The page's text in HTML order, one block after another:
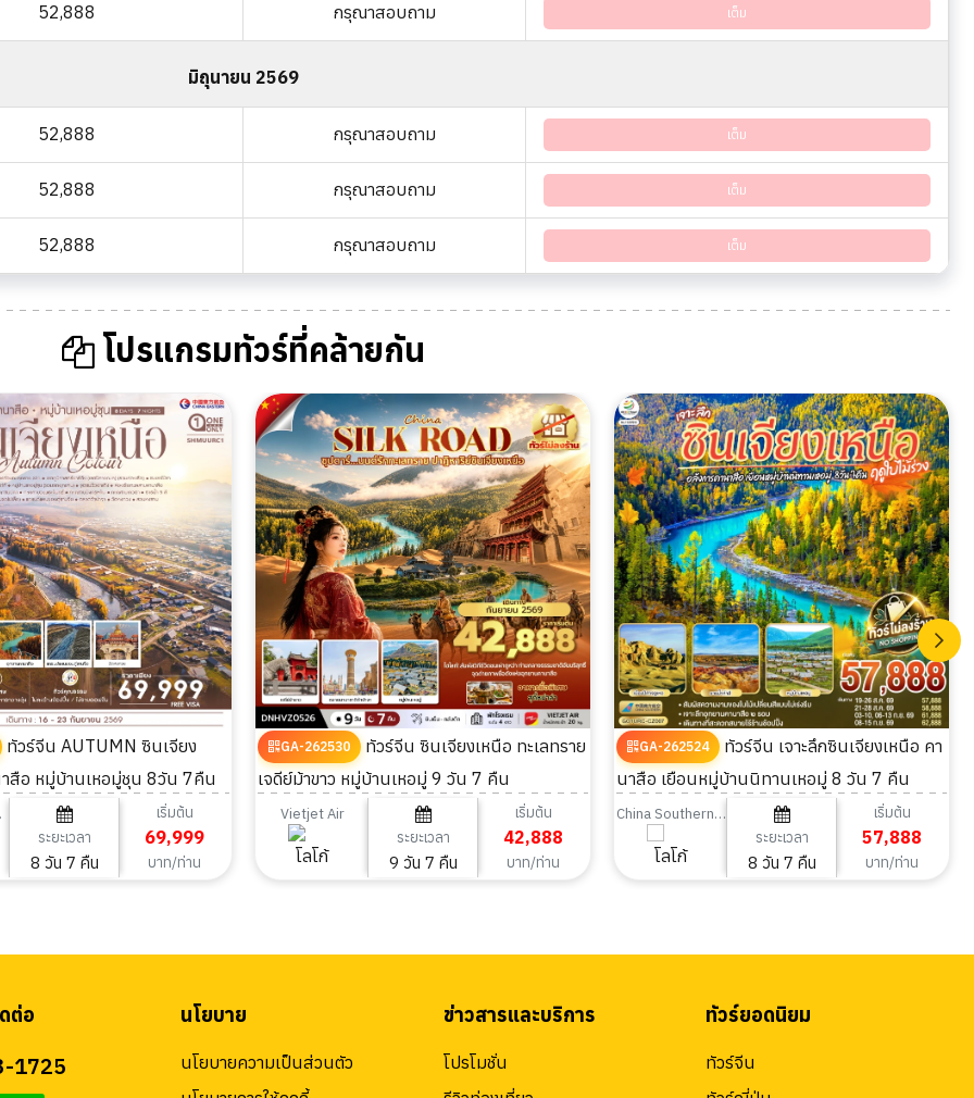
52,888 กรุณาสอบถาม เต็ม
มิถุนายน 2569
52,888 กรุณาสอบถาม เต็ม
52,888 กรุณาสอบถาม เต็ม
52,888 กรุณาสอบถาม เต็ม
โปรแกรมทัวร์ที่คล้ายกัน
ทัวร์จีน AUTUMN ซินเจียง
สือ หมู่บ้านเหอมู่ชุน 8วัน 7คืน
ระยะเวลา
8 วัน 7 คืน
เริ่มต้น
69,999
บาท/ท่าน
GA-262530
ทัวร์จีน ซินเจียงเหนือ ทะเลทราย
เจดีย์ม้าขาว หมู่บ้านเหอมู่ 9 วัน 7 คืน
Vietjet Air
ระยะเวลา
9 วัน 7 คืน
เริ่มต้น
42,888
บาท/ท่าน
GA-262524
ทัวร์จีน เจาะลึกซินเจียงเหนือ คา
นาสือ เยือนหมู่บ้านนิทานเหอมู่ 8 วัน 7 คืน
China Southern Airlines
ระยะเวลา
8 วัน 7 คืน
เริ่มต้น
57,888
บาท/ท่าน
ต่อ
1725
นโยบาย
นโยบายความเป็นส่วนตัว
ข่าวสารและบริการ
โปรโมชั่น
ทัวร์ยอดนิยม
ทัวร์จีน